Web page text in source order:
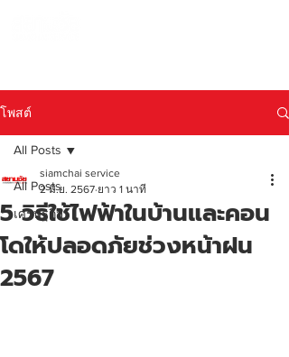
โพสต์
All Posts
เศรษฐกิจ
All Posts
5 วิธีใช้ไฟฟ้าในบ้านและคอน
โดให้ปลอดภัยช่วงหน้าฝน
2567
siamchai service
2 มิ.ย. 2567 ยาว 1 นาที